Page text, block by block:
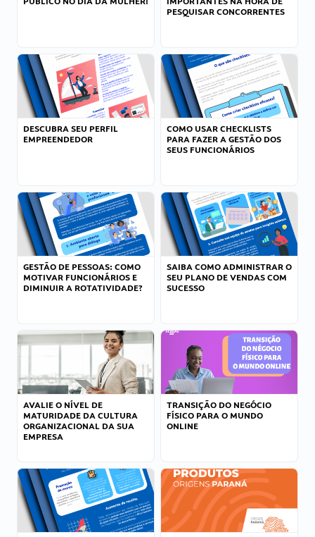
PESQUISAR CONCORRENTES
DESCUBRA SEU PERFIL
EMPREENDEDOR
COMO USAR CHECKLISTS
PARA FAZER A GESTÃO DOS
SEUS FUNCIONÁRIOS
GESTÃO DE PESSOAS: COMO
MOTIVAR FUNCIONÁRIOS E
DIMINUIR A ROTATIVIDADE?
SAIBA COMO ADMINISTRAR O
SEU PLANO DE VENDAS COM
SUCESSO
AVALIE O NÍVEL DE
MATURIDADE DA CULTURA
ORGANIZACIONAL DA SUA
EMPRESA
TRANSIÇÃO DO NEGÓCIO
FÍSICO PARA O MUNDO
ONLINE